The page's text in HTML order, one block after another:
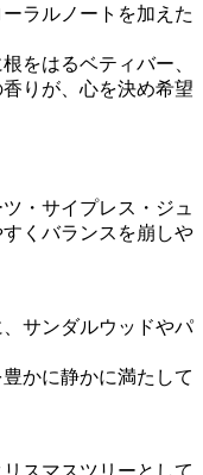
ラルノートを加えた
をはるベティバー、
りが、心を決め希望
・サイプレス・ジュ
くバランスを崩しや
サンダルウッドやパ
かに静かに満たして
スマスツリーとして